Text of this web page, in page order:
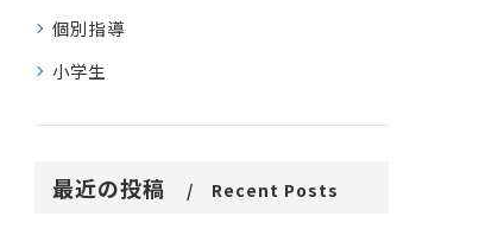
個別指導
小学生
最近の投稿 Recent Posts